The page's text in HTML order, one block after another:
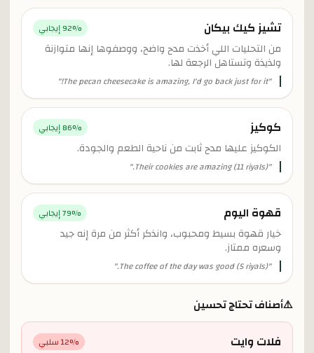
تشيز كيك بيكان 92% إيجابي
من التحليات اللي أخذت مدح واضح، ووصفوها إنها متوازنة
ولذيذة وتستاهل الرجعة لها.
"
The pecan cheesecake is amazing, I'd go back just for it!
"
كوكيز 86% إيجابي
الكوكيز عليها مدح ثابت من ناحية الطعم والجودة.
"
Their cookies are amazing (11 riyals).
"
قهوة اليوم 79% إيجابي
خيار قهوة بسيط ومحبوب، وانذكر أكثر من مرة إنه جيد
وسعره ممتاز.
"
The coffee of the day was good (5 riyals).
"
⚠️أصناف تحتاج تحسين
فلات وايت 12% سلبي